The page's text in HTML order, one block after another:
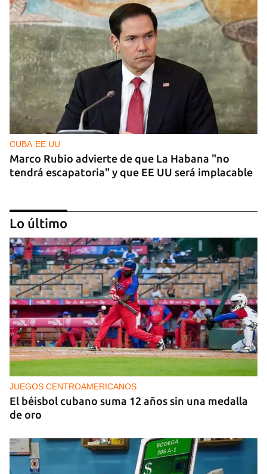
CUBA-EE UU
Marco Rubio advierte de que La Habana "no
tendrá escapatoria" y que EE UU será implacable
PODCAST
Cafecito informativo del viernes 7 de agosto de
2026
Lo último
JUEGOS CENTROAMERICANOS
El béisbol cubano suma 12 años sin una medalla
de oro